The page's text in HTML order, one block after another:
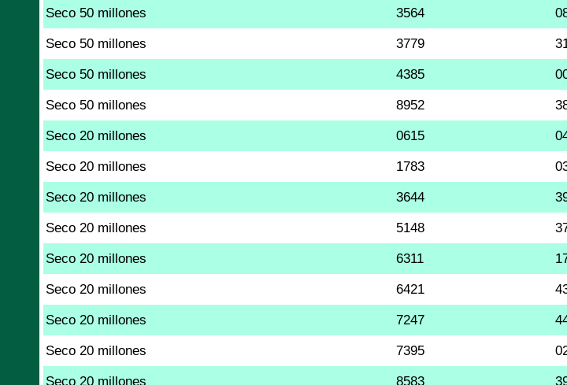
Seco 50 millones 3564
Seco 50 millones 3779
Seco 50 millones 4385
Seco 50 millones 8952
Seco 20 millones 0615
Seco 20 millones 1783
Seco 20 millones 3644
Seco 20 millones 5148
Seco 20 millones 6311
Seco 20 millones 6421
Seco 20 millones 7247
Seco 20 millones 7395
Seco 20 millones 8583